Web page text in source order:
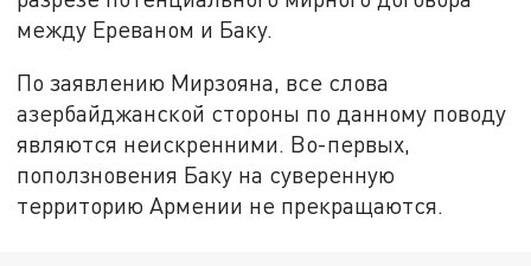
между Ереваном и Баку.
По заявлению Мирзояна, все слова
азербайджанской стороны по данному поводу
являются неискренними. Во-первых,
поползновения Баку на суверенную
территорию Армении не прекращаются.